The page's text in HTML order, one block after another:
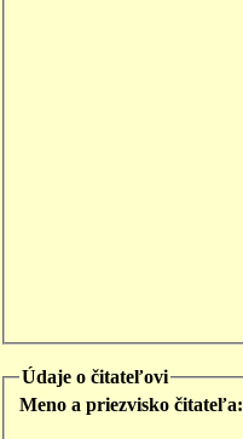
Údaje o čitateľovi
Meno a priezvisko čitateľa: